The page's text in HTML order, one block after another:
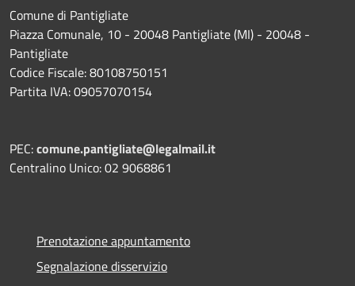
Comune di Pantigliate
Piazza Comunale, 10 - 20048 Pantigliate (MI) - 20048 -
Pantigliate
Codice Fiscale: 80108750151
Partita IVA: 09057070154
PEC:comune.pantigliate@legalmail.it
Centralino Unico: 02 9068861
Prenotazione appuntamento
Segnalazione disservizio